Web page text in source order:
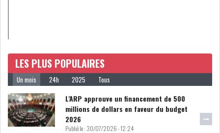
CREUSE À NOUVEAU,...
5,1% EN...
LES PLUS POPULAIRES
Un mois 24h 2025 Tous
L'ARP approuve un financement de 500
millions de dollars en faveur du budget
2026
Publié le : 30/07/2026 - 12:24